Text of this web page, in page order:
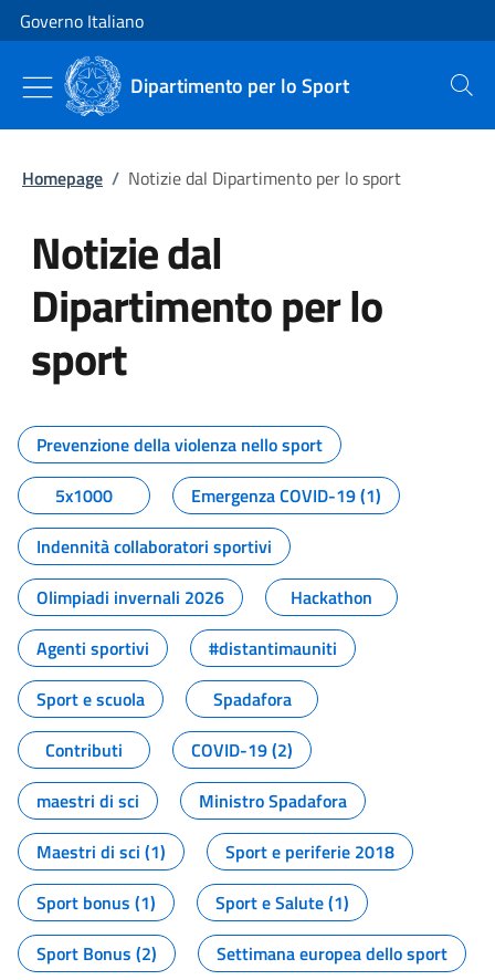
Vai al contenuto
Vai alla navigazione del sito
Governo Italiano
Dipartimento per lo Sport Cerca
Homepage / Notizie dal Dipartimento per lo sport
Notizie dal
Dipartimento per lo
sport
Tutti i contenuti della pagina
Prevenzione della violenza nello sport
5x1000
Emergenza COVID-19 (1)
Indennità collaboratori sportivi
Olimpiadi invernali 2026
Hackathon
Agenti sportivi
#distantimauniti
Sport e scuola
Spadafora
Contributi
COVID-19 (2)
maestri di sci
Ministro Spadafora
Maestri di sci (1)
Sport e periferie 2018
Sport bonus (1)
Sport e Salute (1)
Sport Bonus (2)
Settimana europea dello sport